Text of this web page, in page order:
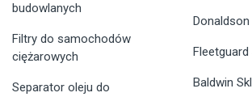
budowlanych
Filtry do samochodów
ciężarowych
Separator oleju do
Donaldson
Fleetguard
Baldwin